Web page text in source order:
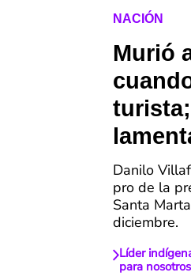
NACIÓN
Murió
Danilo
pro de la
Santa
diciembre.
Líder
para